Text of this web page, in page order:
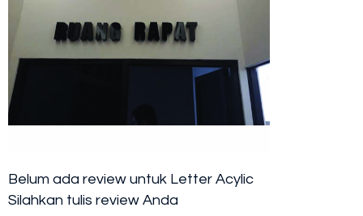
Belum ada review untuk Letter Acylic
Silahkan tulis review Anda